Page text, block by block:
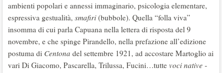
ambienti popolari e annessi immaginario, psicologia elementare,
espressiva gestualità, smafiri (bubbole). Quella “folla viva”
insomma di cui parla Capuana nella lettera di risposta del 9
novembre, e che spinge Pirandello, nella prefazione all’edizione
postuma di Centona del settembre 1921, ad accostare Martoglio ai
vari Di Giacomo, Pascarella, Trilussa, Fucini…tutte voci native -